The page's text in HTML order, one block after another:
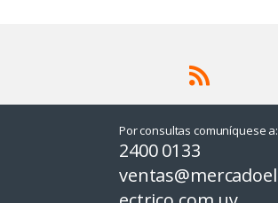
Por consultas comuníquese a:
2400 0133
ventas@mercadoel